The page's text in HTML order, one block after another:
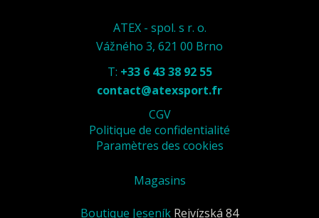
ATEX - spol. s r. o.
Vážného 3, 621 00 Brno
T: +33 6 43 38 92 55
contact@atexsport.fr
CGV
Politique de confidentialité
Paramètres des cookies
Magasins
Boutique Jeseník Rejvízská 84